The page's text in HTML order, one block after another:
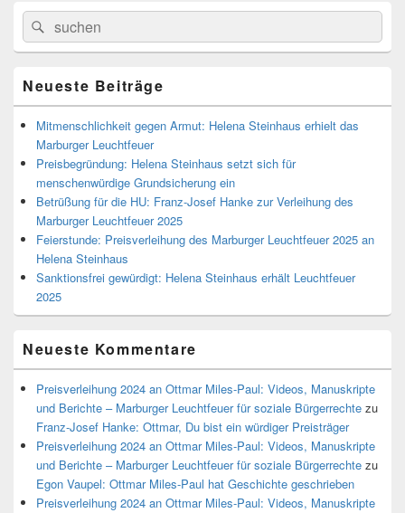
Primärer
Seitenleisten
Widget-
Bereich
Search
for:
Suche
Neueste Beiträge
Mitmenschlichkeit gegen Armut: Helena Steinhaus erhielt das
Marburger Leuchtfeuer
Preisbegründung: Helena Steinhaus setzt sich für
menschenwürdige Grundsicherung ein
Betrüßung für die HU: Franz-Josef Hanke zur Verleihung des
Marburger Leuchtfeuer 2025
Feierstunde: Preisverleihung des Marburger Leuchtfeuer 2025 an
Helena Steinhaus
Sanktionsfrei gewürdigt: Helena Steinhaus erhält Leuchtfeuer
2025
Neueste Kommentare
Preisverleihung 2024 an Ottmar Miles-Paul: Videos, Manuskripte
und Berichte – Marburger Leuchtfeuer für soziale Bürgerrechte zu
Franz-Josef Hanke: Ottmar, Du bist ein würdiger Preisträger
Preisverleihung 2024 an Ottmar Miles-Paul: Videos, Manuskripte
und Berichte – Marburger Leuchtfeuer für soziale Bürgerrechte zu
Egon Vaupel: Ottmar Miles-Paul hat Geschichte geschrieben
Preisverleihung 2024 an Ottmar Miles-Paul: Videos, Manuskripte